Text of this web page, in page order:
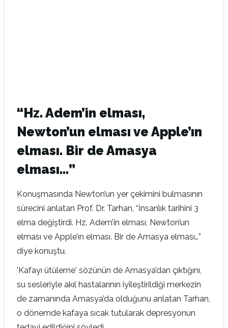
“Hz. Adem’in elması,
Newton’un elması ve Apple’ın
elması. Bir de Amasya
elması…”
Konuşmasında Newton’un yer çekimini bulmasının
sürecini anlatan Prof. Dr. Tarhan, “İnsanlık tarihini 3
elma değiştirdi. Hz. Adem’in elması, Newton’un
elması ve Apple’ın elması. Bir de Amasya elması…”
diye konuştu.
'Kafayı ütüleme' sözünün de Amasya’dan çıktığını,
su sesleriyle akıl hastalarının iyileştirildiği merkezin
de zamanında Amasya’da olduğunu anlatan Tarhan,
o dönemde kafaya sıcak tutularak depresyonun